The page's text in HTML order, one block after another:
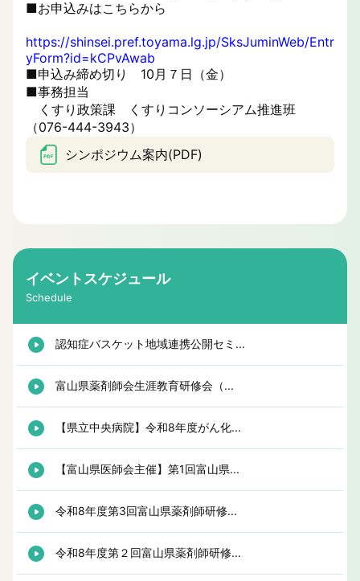
■お申込みはこちらから
https://shinsei.pref.toyama.lg.jp/SksJuminWeb/Entr
yForm?id=kCPvAwab
■申込み締め切り 10月７日（金）
■事務担当
くすり政策課 くすりコンソーシアム推進班
（076-444-3943）
シンポジウム案内(PDF)
イベントスケジュール
Schedule
認知症バスケット地域連携公開セミ...
富山県薬剤師会生涯教育研修会（...
【県立中央病院】令和8年度がん化...
【富山県医師会主催】第1回富山県...
令和8年度第3回富山県薬剤師研修...
令和8年度第２回富山県薬剤師研修...